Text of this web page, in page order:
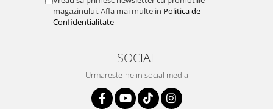
magazinului. Afla mai multe in Politica de
Confidentialitate
SOCIAL
Urmareste-ne in social media